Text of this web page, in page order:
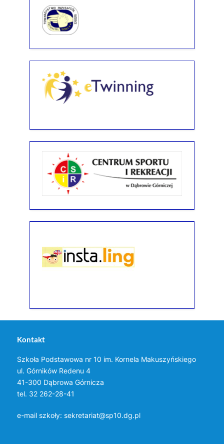
Kontakt
Szkoła Podstawowa nr 10 im. Kornela Makuszyńskiego
ul. Górników Redenu 4
41-300 Dąbrowa Górnicza
tel. 32 262-28-41
e-mail szkoły: sekretariat@sp10.dg.pl